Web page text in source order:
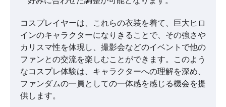
コスプレイヤーは、これらの衣装を着て、巨大ヒロ
インのキャラクターになりきることで、その強さや
カリスマ性を体現し、撮影会などのイベントで他の
ファンとの交流を楽しむことができます。このよう
なコスプレ体験は、キャラクターへの理解を深め、
ファンダムの一員としての一体感を感じる機会を提
供します。